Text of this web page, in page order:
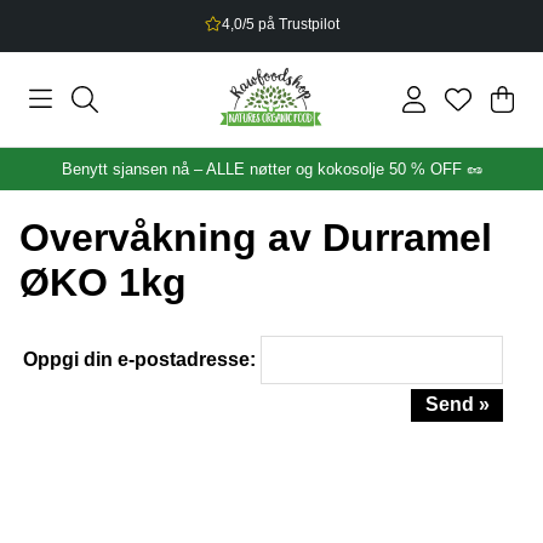
4,0/5 på Trustpilot
.
Benytt sjansen nå – ALLE nøtter og kokosolje 50 % OFF 🥜
Overvåkning av Durramel
ØKO 1kg
Oppgi din e-postadresse:
Send »